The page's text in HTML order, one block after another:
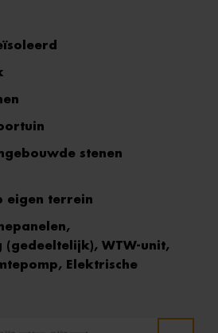
stenen
eigen terrein
WTW-unit,
Elektrische